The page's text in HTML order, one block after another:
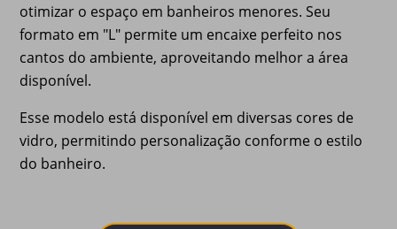
otimizar o espaço em banheiros menores. Seu
formato em "L" permite um encaixe perfeito nos
cantos do ambiente, aproveitando melhor a área
disponível.
Esse modelo está disponível em diversas cores de
vidro, permitindo personalização conforme o estilo
do banheiro.